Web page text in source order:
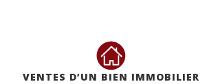
VENTES D’UN BIEN IMMOBILIER